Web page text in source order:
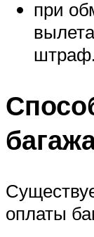
при
штраф.
оплаты